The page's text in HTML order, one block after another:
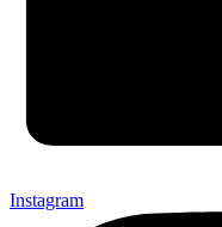
Instagram